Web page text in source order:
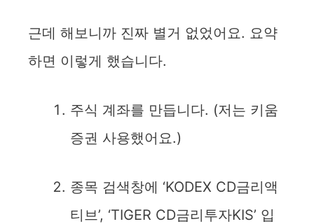
근데 해보니까 진짜 별거 없었어요. 요약
하면 이렇게 했습니다.
주식 계좌를 만듭니다. (저는 키움
증권 사용했어요.)
종목 검색창에 ‘KODEX CD금리액
티브’, ‘TIGER CD금리투자KIS’ 입